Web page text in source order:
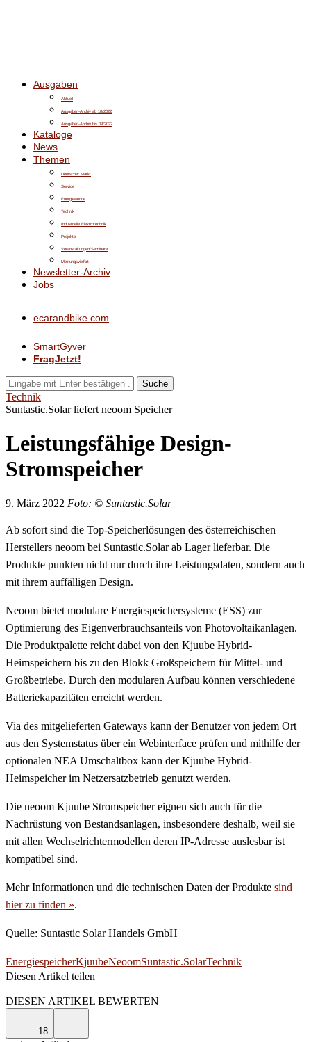
Ausgaben
Aktuell
Ausgaben-Archiv ab 10/2022
Ausgaben-Archiv bis 09/2022
Kataloge
News
Themen
Deutscher Markt
Service
Energiewende
Technik
Industrielle Elektrotechnik
Projekte
Veranstaltungen/Seminare
Meinungsvielfalt
Newsletter-Archiv
Jobs
ecarandbike.com
SmartGyver
FragJetzt!
Suche
Technik
Suntastic.Solar liefert neoom Speicher
Leistungsfähige Design-
Stromspeicher
9. März 2022 Foto: © Suntastic.Solar
Ab sofort sind die Top-Speicherlösungen des österreichischen
Herstellers neoom bei Suntastic.Solar ab Lager lieferbar. Die
Produkte punkten nicht nur durch ihre Leistungsdaten, sondern auch
mit ihrem auffälligen Design.
Neoom bietet modulare Energiespeichersysteme (ESS) zur
Optimierung des Eigenverbrauchsanteils von Photovoltaikanlagen.
Die Produktpalette reicht dabei von den Kjuube Hybrid-
Heimspeichern bis zu den Blokk Großspeichern für Mittel- und
Großbetriebe. Durch den modularen Aufbau können verschiedene
Batteriekapazitäten erreicht werden.
Via des mitgelieferten Gateways kann der Benutzer von jedem Ort
aus den Systemstatus über ein Webinterface prüfen und mithilfe der
optionalen NEA Umschaltbox kann der Kjuube Hybrid-
Heimspeicher im Netzersatzbetrieb genutzt werden.
Die neoom Kjuube Stromspeicher eignen sich auch für die
Nachrüstung von Bestandsanlagen, insbesondere deshalb, weil sie
mit allen Wechselrichtermodellen deren IP-Adresse auslesbar ist
kompatibel sind.
Mehr Informationen und die technischen Daten der Produkte sind
hier zu finden ».
Quelle: Suntastic Solar Handels GmbH
EnergiespeicherKjuubeNeoomSuntastic.SolarTechnik
Diesen Artikel teilen
DIESEN ARTIKEL BEWERTEN
18